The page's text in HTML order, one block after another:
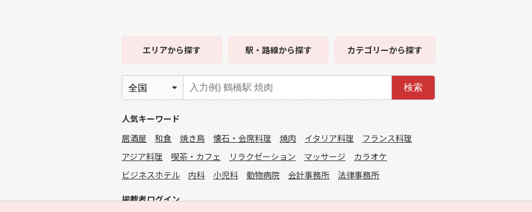
エリアから探す 駅・路線から探す カテゴリーから探す
検索
人気キーワード
居酒屋
和食 焼き鳥 懐石・会席料理 焼肉 イタリア料理
フランス料理
アジア料理
喫茶・カフェ リラクゼーション マッサージ
カラオケ
ビジネスホテル
内科 小児科 動物病院 会計事務所 法律事務所
掲載者ログイン